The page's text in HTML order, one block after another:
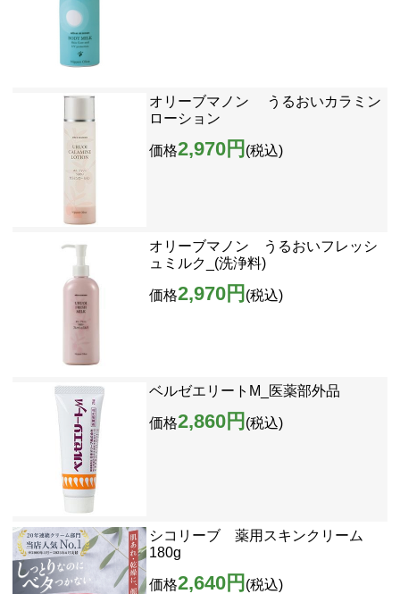
オリーブマノン うるおいカラミン
ローション
価格2,970円 (税込)
オリーブマノン うるおいフレッシ
ュミルク_(洗浄料)
価格2,970円 (税込)
ベルゼエリートM_医薬部外品
価格2,860円 (税込)
シコリーブ 薬用スキンクリーム
180g
価格2,640円 (税込)